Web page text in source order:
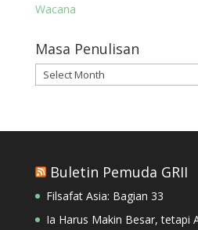
Wacana
Masa Penulisan
Masa
Penulisan
Buletin Pemuda GRII
Filsafat Asia: Bagian 33
Ia Harus Makin Besar, tetapi